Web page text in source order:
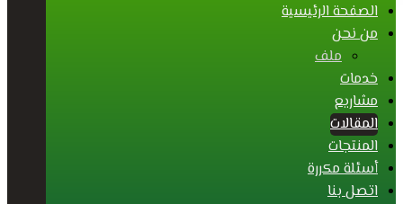
الصفحة الرئيسية
من نحن
ملف
خدمات
مشاريع
المقالات
المنتجات
أسئلة مكررة
اتصل بنا